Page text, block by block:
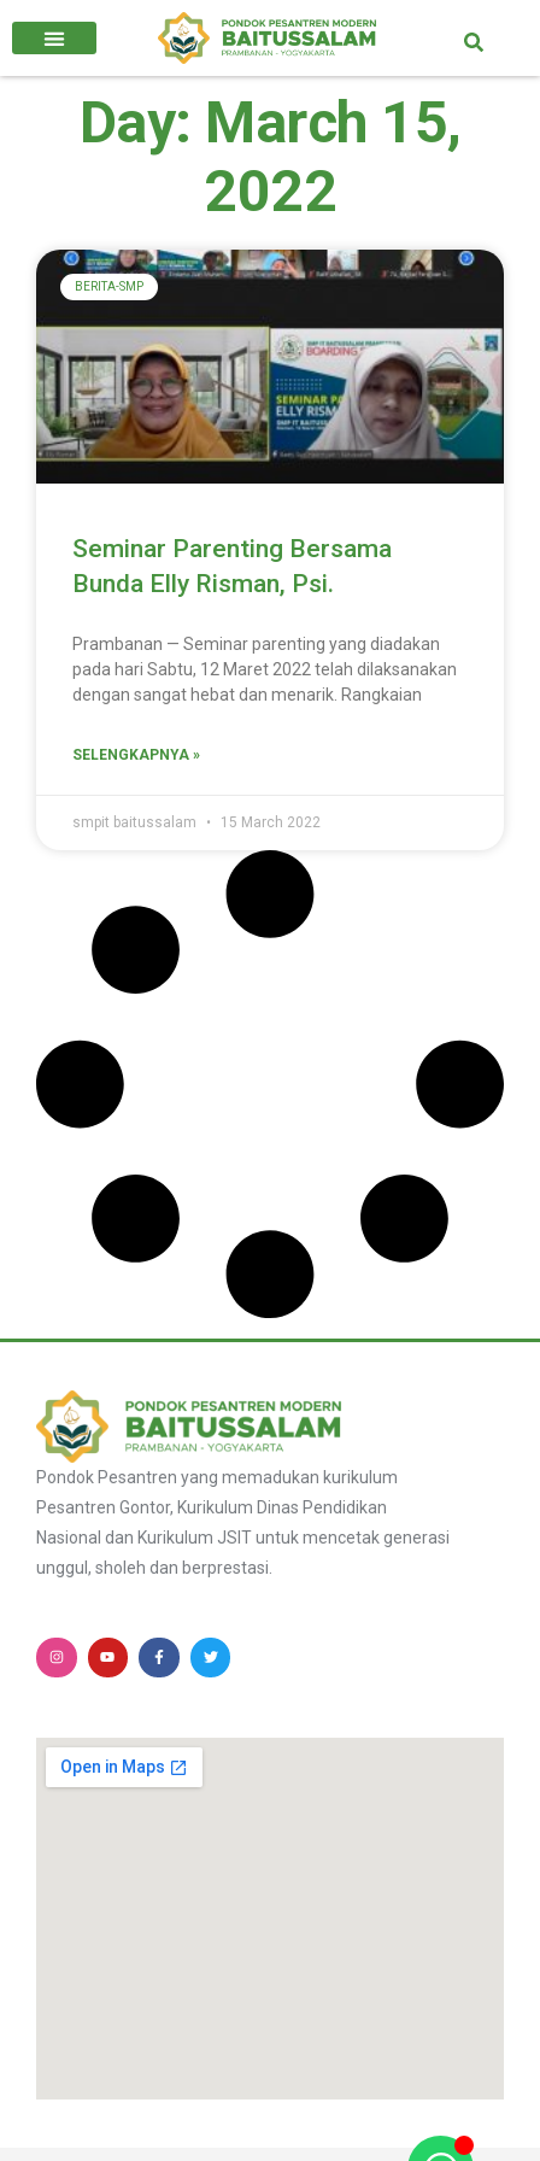
Day: March 15,
2022
BERITA-SMP
Seminar Parenting Bersama
Bunda Elly Risman, Psi.
Prambanan — Seminar parenting yang diadakan
pada hari Sabtu, 12 Maret 2022 telah dilaksanakan
dengan sangat hebat dan menarik. Rangkaian
SELENGKAPNYA »
smpit baitussalam 15 March 2022
Pondok Pesantren yang memadukan kurikulum
Pesantren Gontor, Kurikulum Dinas Pendidikan
Nasional dan Kurikulum JSIT untuk mencetak generasi
unggul, sholeh dan berprestasi.